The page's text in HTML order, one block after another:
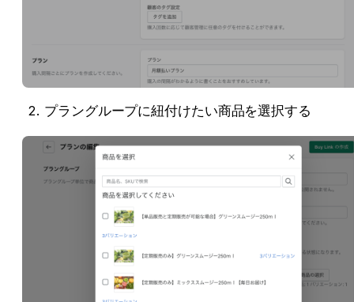
プラングループに紐付けたい商品を選択する